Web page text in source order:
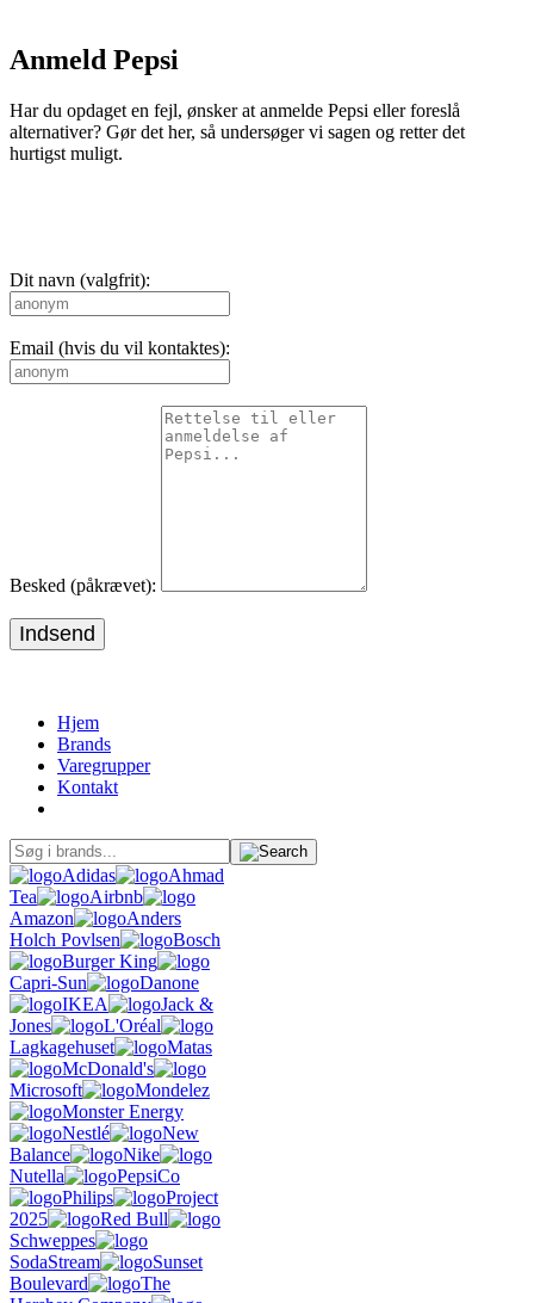
Anmeld Pepsi
Har du opdaget en fejl, ønsker at anmelde Pepsi eller foreslå
alternativer? Gør det her, så undersøger vi sagen og retter det
hurtigst muligt.
Dit navn (valgfrit):
Email (hvis du vil kontaktes):
Besked (påkrævet):
Indsend
Hjem
Brands
Varegrupper
Kontakt
Adidas
Ahmad
Tea
Airbnb
Amazon
Anders
Holch Povlsen
Bosch
Burger King
Capri-Sun
Danone
IKEA
Jack &
Jones
L'Oréal
Lagkagehuset
Matas
McDonald's
Microsoft
Mondelez
Monster Energy
Nestlé
New
Balance
Nike
Nutella
PepsiCo
Philips
Project
2025
Red Bull
Schweppes
SodaStream
Sunset
Boulevard
The